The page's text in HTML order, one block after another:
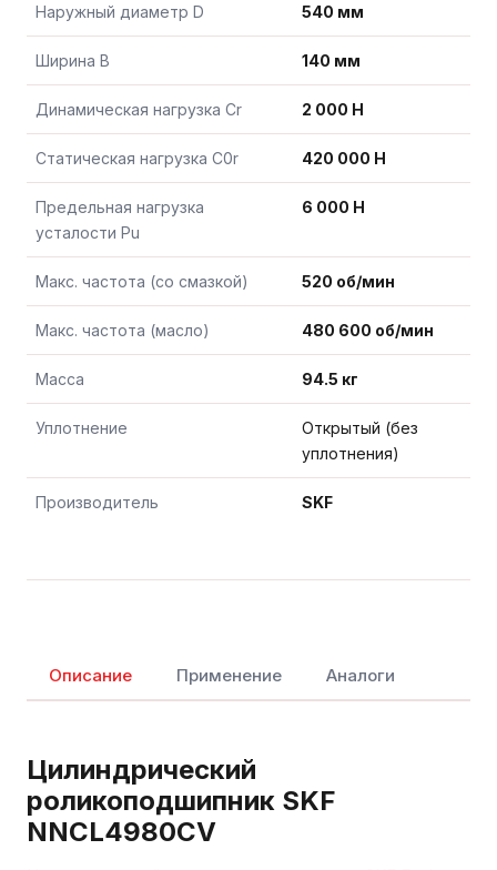
Наружный диаметр D 540 мм
Ширина B 140 мм
Динамическая нагрузка Cr 2 000 Н
Статическая нагрузка C0r 420 000 Н
Предельная нагрузка
усталости Pu
6 000 Н
Макс. частота (со смазкой) 520 об/мин
Макс. частота (масло) 480 600 об/мин
Масса 94.5 кг
Уплотнение
Открытый (без
уплотнения)
Производитель SKF
Описание Применение Аналоги
Цилиндрический
роликоподшипник SKF
NNCL4980CV